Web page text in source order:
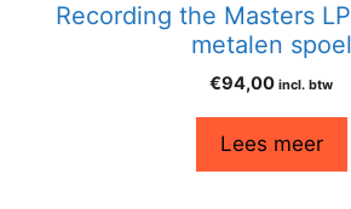
Recording the Masters
metalen spoel
€94,00 incl. btw
Lees meer